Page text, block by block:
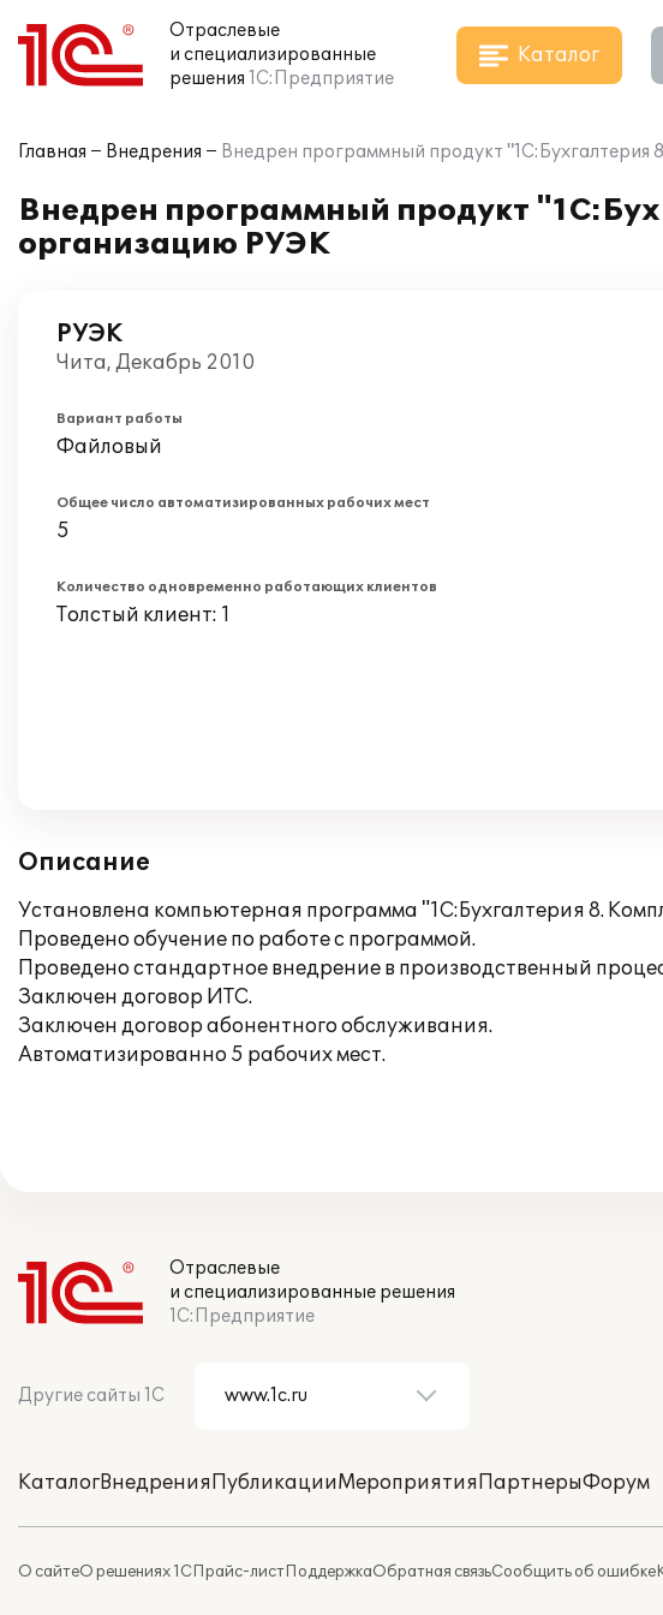
Отраслевые
и специализированные
решения 1С:Предприятие
Каталог
Главная Внедрения Внедрен программный продукт "1С:Бухгалтерия
Внедрен программный продукт
организацию РУЭК
РУЭК
Чита, Декабрь 2010
Вариант работы
Файловый
Общее число автоматизированных рабочих мест
5
Количество одновременно работающих клиентов
Толстый клиент: 1
Описание
Установлена компьютерная программа "1С:Бухгалтерия 8.
Проведено обучение по работе с программой.
Проведено стандартное внедрение в производственный
Заключен договор ИТС.
Заключен договор абонентного обслуживания.
Автоматизированно 5 рабочих мест.
Отраслевые
и специализированные решения
1С:Предприятие
Другие сайты 1С
КаталогВнедренияПубликацииМероприятияПартнерыФорум
О сайтеО решениях 1СПрайс-листПоддержкаОбратная связьСообщить об ошибке